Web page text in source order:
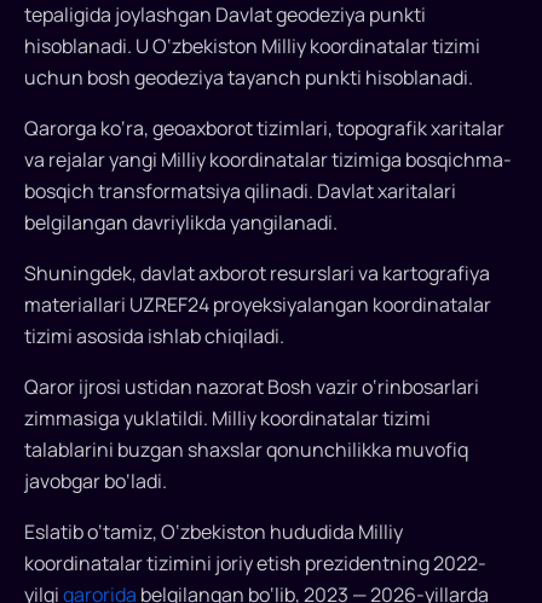
tepaligida joylashgan Davlat geodeziya punkti
hisoblanadi. U O‘zbekiston Milliy koordinatalar tizimi
uchun bosh geodeziya tayanch punkti hisoblanadi.
Qarorga ko‘ra, geoaxborot tizimlari, topografik xaritalar
va rejalar yangi Milliy koordinatalar tizimiga bosqichma-
bosqich transformatsiya qilinadi. Davlat xaritalari
belgilangan davriylikda yangilanadi.
Shuningdek, davlat axborot resurslari va kartografiya
materiallari UZREF24 proyeksiyalangan koordinatalar
tizimi asosida ishlab chiqiladi.
Qaror ijrosi ustidan nazorat Bosh vazir o‘rinbosarlari
zimmasiga yuklatildi. Milliy koordinatalar tizimi
talablarini buzgan shaxslar qonunchilikka muvofiq
javobgar bo‘ladi.
Eslatib o‘tamiz, O‘zbekiston hududida Milliy
koordinatalar tizimini joriy etish prezidentning 2022-
yilgiqarorida belgilangan bo‘lib, 2023 — 2026-yillarda